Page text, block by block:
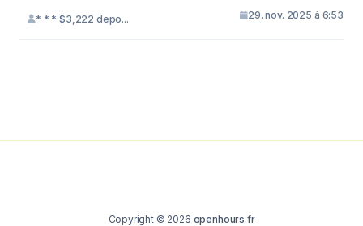
* * * $3,222 depo... 29. nov. 2025 à 6:53
Copyright © 2026 openhours.fr